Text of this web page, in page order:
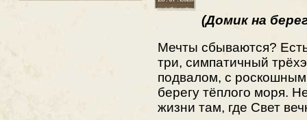
(Домик на
Мечты сбываются?
три, симпатичный
подвалом, с
берегу тёплого моря.
жизни там, где Свет